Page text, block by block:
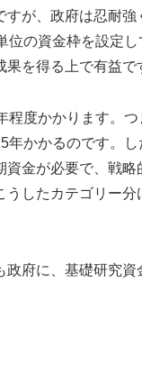
すが、政府は忍耐強
位の資金枠を設定
を得る上で有益で
程度かかります。
年かかるのです。
資金が必要で、戦略
うしたカテゴリー分
政府に、基礎研究資